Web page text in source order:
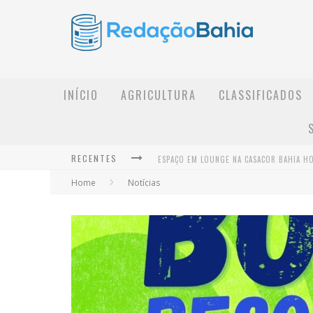
INÍCIO AGRICULTURA CLASSIFICADOS
RECENTES
Home Notícias